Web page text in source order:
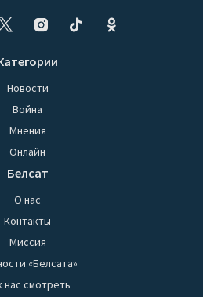
Новости
Война
Мнения
Онлайн
Белсат
О нас
Контакты
Миссия
«Белсата»
нас смотреть